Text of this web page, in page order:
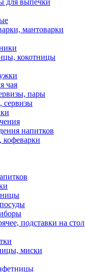
для выпечки
мантоварки
кокотницы
чая
пары
сервизы
напитков
кофеварки
подставки на стол
миски